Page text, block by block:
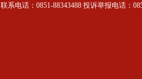
联系电话：0851-88343488 投诉举报电话：